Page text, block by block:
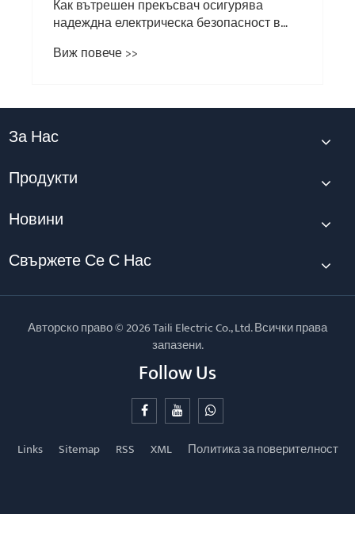
Как вътрешен прекъсвач осигурява
надеждна електрическа безопасност в
Виж повече >>
За Нас
Продукти
Новини
Свържете Се С Нас
Авторско право © 2026 Taili Electric Co., Ltd. Всички права
запазени.
Follow Us
Links Sitemap RSS XML Политика за поверителност